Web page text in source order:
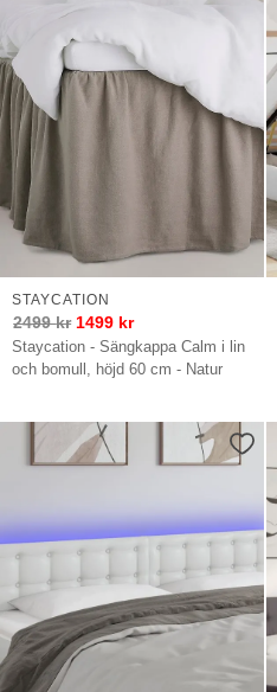
Staycation - Sängkappa Calm i lin
och bomull, höjd 60 cm - Natur
STAYCATION
2499kr 1499 kr